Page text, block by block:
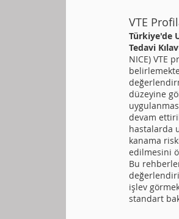
VTE
Türkiye'de
Tedavi
NICE) VTE
düzeyine
devam
hastalarda
kanama
edilmesini
Bu
işlev
standart